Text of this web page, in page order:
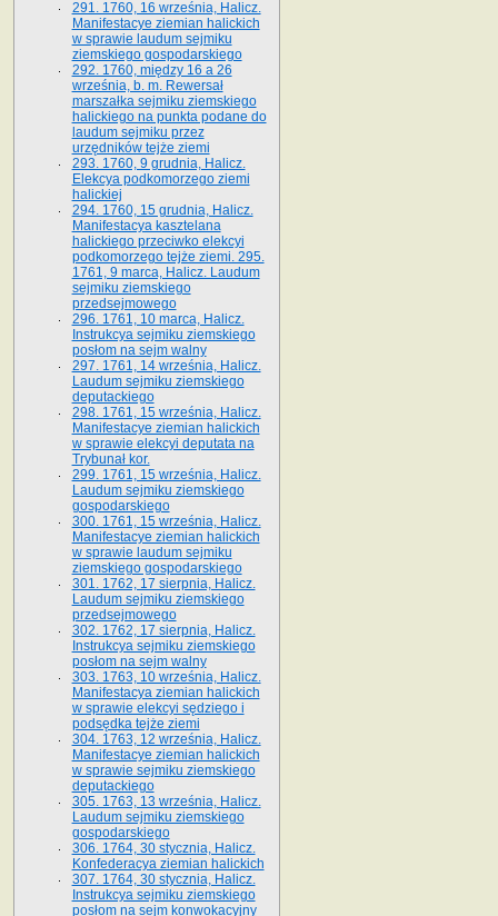
291. 1760, 16 września, Halicz.
Manifestacye ziemian halickich
w sprawie laudum sejmiku
ziemskiego gospodarskiego
292. 1760, między 16 a 26
września, b. m. Rewersał
marszałka sejmiku ziemskiego
halickiego na punkta podane do
laudum sejmiku przez
urzędników tejże ziemi
293. 1760, 9 grudnia, Halicz.
Elekcya podkomorzego ziemi
halickiej
294. 1760, 15 grudnia, Halicz.
Manifestacya kasztelana
halickiego przeciwko elekcyi
podkomorzego tejże ziemi. 295.
1761, 9 marca, Halicz. Laudum
sejmiku ziemskiego
przedsejmowego
296. 1761, 10 marca, Halicz.
Instrukcya sejmiku ziemskiego
posłom na sejm walny
297. 1761, 14 września, Halicz.
Laudum sejmiku ziemskiego
deputackiego
298. 1761, 15 września, Halicz.
Manifestacye ziemian halickich
w sprawie elekcyi deputata na
Trybunał kor.
299. 1761, 15 września, Halicz.
Laudum sejmiku ziemskiego
gospodarskiego
300. 1761, 15 września, Halicz.
Manifestacye ziemian halickich
w sprawie laudum sejmiku
ziemskiego gospodarskiego
301. 1762, 17 sierpnia, Halicz.
Laudum sejmiku ziemskiego
przedsejmowego
302. 1762, 17 sierpnia, Halicz.
Instrukcya sejmiku ziemskiego
posłom na sejm walny
303. 1763, 10 września, Halicz.
Manifestacya ziemian halickich
w sprawie elekcyi sędziego i
podsędka tejże ziemi
304. 1763, 12 września, Halicz.
Manifestacye ziemian halickich
w sprawie sejmiku ziemskiego
deputackiego
305. 1763, 13 września, Halicz.
Laudum sejmiku ziemskiego
gospodarskiego
306. 1764, 30 stycznia, Halicz.
Konfederacya ziemian halickich
307. 1764, 30 stycznia, Halicz.
Instrukcya sejmiku ziemskiego
posłom na sejm konwokacyjny